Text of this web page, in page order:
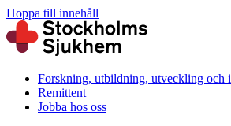
Hoppa till innehåll
Forskning, utbildning, utveckling och
Remittent
Jobba hos oss